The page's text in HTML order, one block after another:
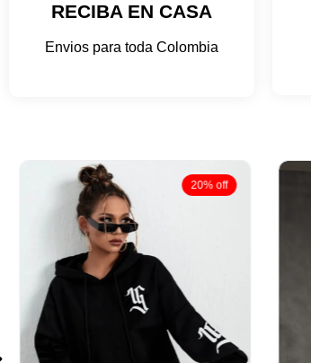
RECIBA EN CASA
Envios para toda Colombia
20% off